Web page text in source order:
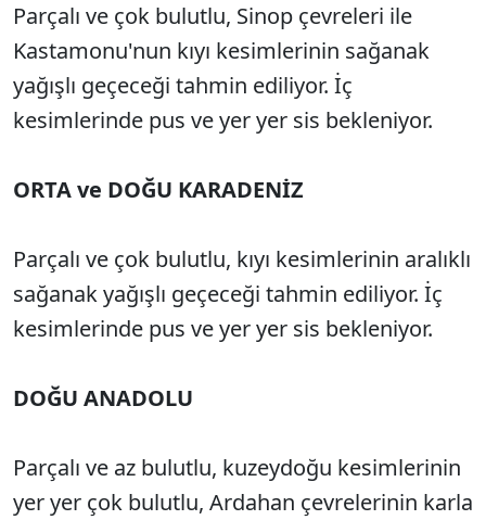
Parçalı ve çok bulutlu, Sinop çevreleri ile
Kastamonu'nun kıyı kesimlerinin sağanak
yağışlı geçeceği tahmin ediliyor. İç
kesimlerinde pus ve yer yer sis bekleniyor.
ORTA ve DOĞU KARADENİZ
Parçalı ve çok bulutlu, kıyı kesimlerinin aralıklı
sağanak yağışlı geçeceği tahmin ediliyor. İç
kesimlerinde pus ve yer yer sis bekleniyor.
DOĞU ANADOLU
Parçalı ve az bulutlu, kuzeydoğu kesimlerinin
yer yer çok bulutlu, Ardahan çevrelerinin karla